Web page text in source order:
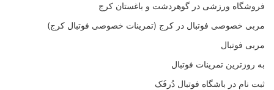
فروشگاه ورزشی در گوهردشت و باغستان کرج
مربی خصوصی فوتبال در کرج (تمرینات خصوصی فوتبال کرج)
مربی فوتبال
به روزترین تمرینات فوتبال
ثبت نام در باشگاه فوتبال دُرفَک